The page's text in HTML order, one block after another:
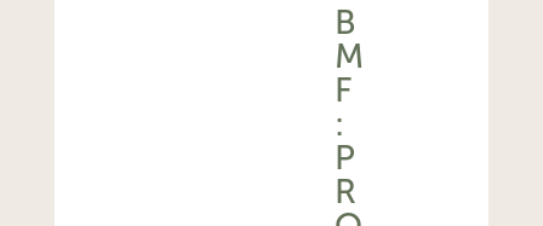
B
M
F
:
P
R